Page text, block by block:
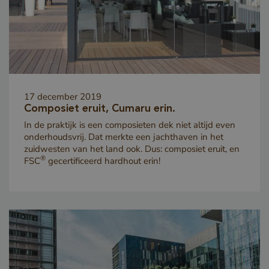
17 december 2019
Composiet eruit, Cumaru erin.
In de praktijk is een composieten dek niet altijd even
onderhoudsvrij. Dat merkte een jachthaven in het
zuidwesten van het land ook. Dus: composiet eruit, en
FSC® gecertificeerd hardhout erin!
_GRECAPTCHA
Google LLC
www.google.com
www.vandenberghardhout.com
Google Privacy Policy